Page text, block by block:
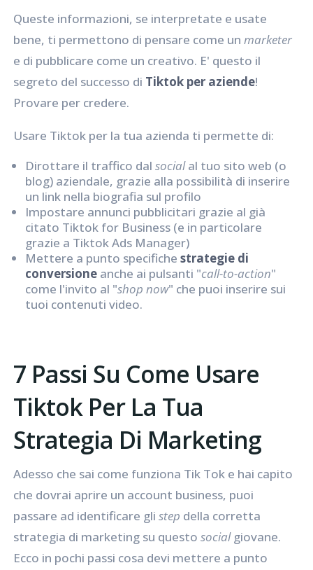
Queste informazioni, se interpretate e usate
bene, ti permettono di pensare come unmarketer
e di pubblicare come un creativo. E' questo il
segreto del successo di Tiktok per aziende!
Provare per credere.
Usare Tiktok per la tua azienda ti permette di:
Dirottare il traffico dalsocialal tuo sito web (o
blog) aziendale, grazie alla possibilità di inserire
un link nella biografia sul profilo
Impostare annunci pubblicitari grazie al già
citato Tiktok for Business (e in particolare
grazie a Tiktok Ads Manager)
Mettere a punto specifichestrategie di
conversione anche ai pulsanti "call-to-action"
come l'invito al "shop now" che puoi inserire sui
tuoi contenuti video.
7 Passi Su Come Usare
Tiktok Per La Tua
Strategia Di Marketing
Adesso che sai come funziona Tik Tok e hai capito
che dovrai aprire un account business, puoi
passare ad identificare glistep della corretta
strategia di marketing su questosocial giovane.
Ecco in pochi passi cosa devi mettere a punto